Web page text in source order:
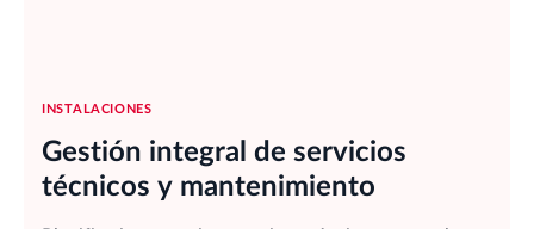
INSTALACIONES
Gestión integral de servicios
técnicos y mantenimiento